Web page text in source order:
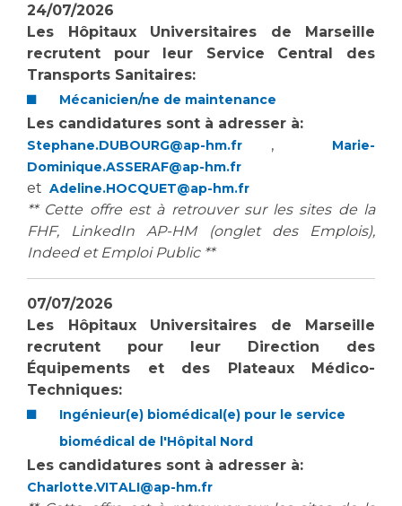
myaphm, votre espace santé en ligne
Infos COVID-19
Vivre ensemble à l'hôpital
Culture à l'hôpital
Laïcité et cultes
Les associations
Livret d'accueil
Salon des familles
Vos droits, vos devoirs
Handicap
Handi 13
Pôle Médecine Physique et Réadaptation
Accueil sourds et malentendants
Emplois techniques et médico-techniques
Emplois divers
Emplois socio-éducatifs
Statuts
Stages paramédicaux
Chercheurs
La recherche clinique à l'AP-HM
Les structures de recherche
Écoles et Instituts de Formation
Plateforme des internes
Professionnels de santé
24/07/2026
Les Hôpitaux Universitaires de Marseille
recrutent pour leur Service Central des
Transports Sanitaires:
Mécanicien/ne de maintenance
Les candidatures sont à adresser à:
Stephane.DUBOURG@ap-hm.fr , Marie-
Dominique.ASSERAF@ap-hm.fr
et Adeline.HOCQUET@ap-hm.fr
** Cette offre est à retrouver sur les sites de la
FHF, LinkedIn AP-HM (onglet des Emplois),
Indeed et Emploi Public **
07/07/2026
Les Hôpitaux Universitaires de Marseille
recrutent pour leur Direction des
Équipements et des Plateaux Médico-
Techniques:
Ingénieur(e) biomédical(e) pour le service
biomédical de l'Hôpital Nord
Les candidatures sont à adresser à:
Charlotte.VITALI@ap-hm.fr